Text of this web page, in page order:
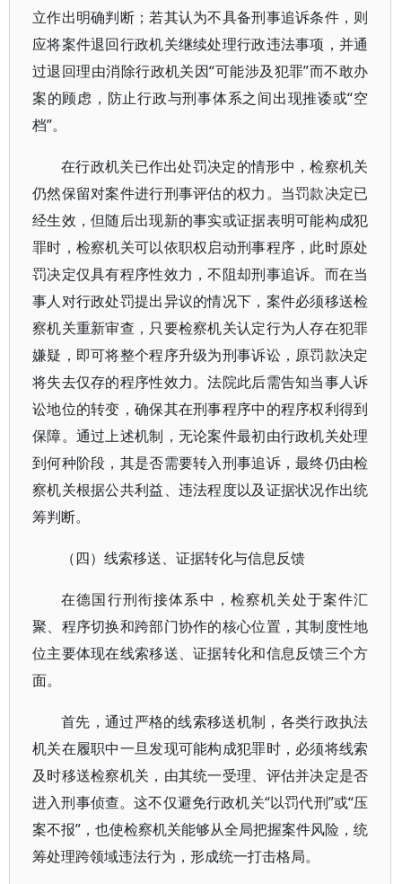
立作出明确判断；若其认为不具备刑事追诉条件，则
应将案件退回行政机关继续处理行政违法事项，并通
过退回理由消除行政机关因“可能涉及犯罪”而不敢办
案的顾虑，防止行政与刑事体系之间出现推诿或“空
档”。
在行政机关已作出处罚决定的情形中，检察机关
仍然保留对案件进行刑事评估的权力。当罚款决定已
经生效，但随后出现新的事实或证据表明可能构成犯
罪时，检察机关可以依职权启动刑事程序，此时原处
罚决定仅具有程序性效力，不阻却刑事追诉。而在当
事人对行政处罚提出异议的情况下，案件必须移送检
察机关重新审查，只要检察机关认定行为人存在犯罪
嫌疑，即可将整个程序升级为刑事诉讼，原罚款决定
将失去仅存的程序性效力。法院此后需告知当事人诉
讼地位的转变，确保其在刑事程序中的程序权利得到
保障。通过上述机制，无论案件最初由行政机关处理
到何种阶段，其是否需要转入刑事追诉，最终仍由检
察机关根据公共利益、违法程度以及证据状况作出统
筹判断。
（四）线索移送、证据转化与信息反馈
在德国行刑衔接体系中，检察机关处于案件汇
聚、程序切换和跨部门协作的核心位置，其制度性地
位主要体现在线索移送、证据转化和信息反馈三个方
面。
首先，通过严格的线索移送机制，各类行政执法
机关在履职中一旦发现可能构成犯罪时，必须将线索
及时移送检察机关，由其统一受理、评估并决定是否
进入刑事侦查。这不仅避免行政机关“以罚代刑”或“压
案不报”，也使检察机关能够从全局把握案件风险，统
筹处理跨领域违法行为，形成统一打击格局。